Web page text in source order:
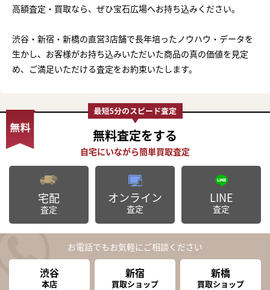
高額査定・買取なら、ぜひ宝石広場へお持ち込みください。
渋谷・新宿・新橋の直営3店舗で長年培ったノウハウ・データを
生かし、お客様がお持ち込みいただいた商品の真の価値を見定
め、ご満足いただける査定をお約束いたします。
無料査定をする
宅配
査定
オンライン
査定
LINE
査定
お電話でもお気軽にご相談ください
渋谷
本店
新宿
買取ショップ
新橋
買取ショップ